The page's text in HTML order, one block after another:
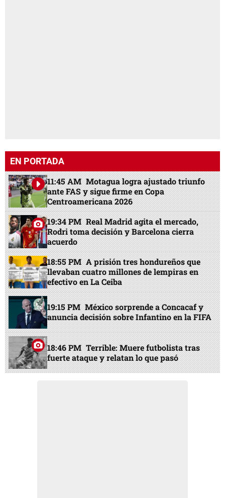
EN PORTADA
11:45 AM Motagua logra ajustado triunfo
ante FAS y sigue firme en Copa
Centroamericana 2026
19:34 PM Real Madrid agita el mercado,
Rodri toma decisión y Barcelona cierra
acuerdo
18:55 PM A prisión tres hondureños que
llevaban cuatro millones de lempiras en
efectivo en La Ceiba
19:15 PM México sorprende a Concacaf y
anuncia decisión sobre Infantino en la FIFA
18:46 PM Terrible: Muere futbolista tras
fuerte ataque y relatan lo que pasó